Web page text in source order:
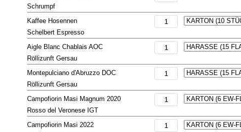
Schrumpf
Kaffee Hosennen
Schelbert Espresso
Aigle Blanc Chablais AOC
Röllizunft Gersau
Montepulciano d'Abruzzo DOC
Röllizunft Gersau
Campofiorin Masi Magnum 2020
Rosso del Veronese IGT
Campofiorin Masi 2022